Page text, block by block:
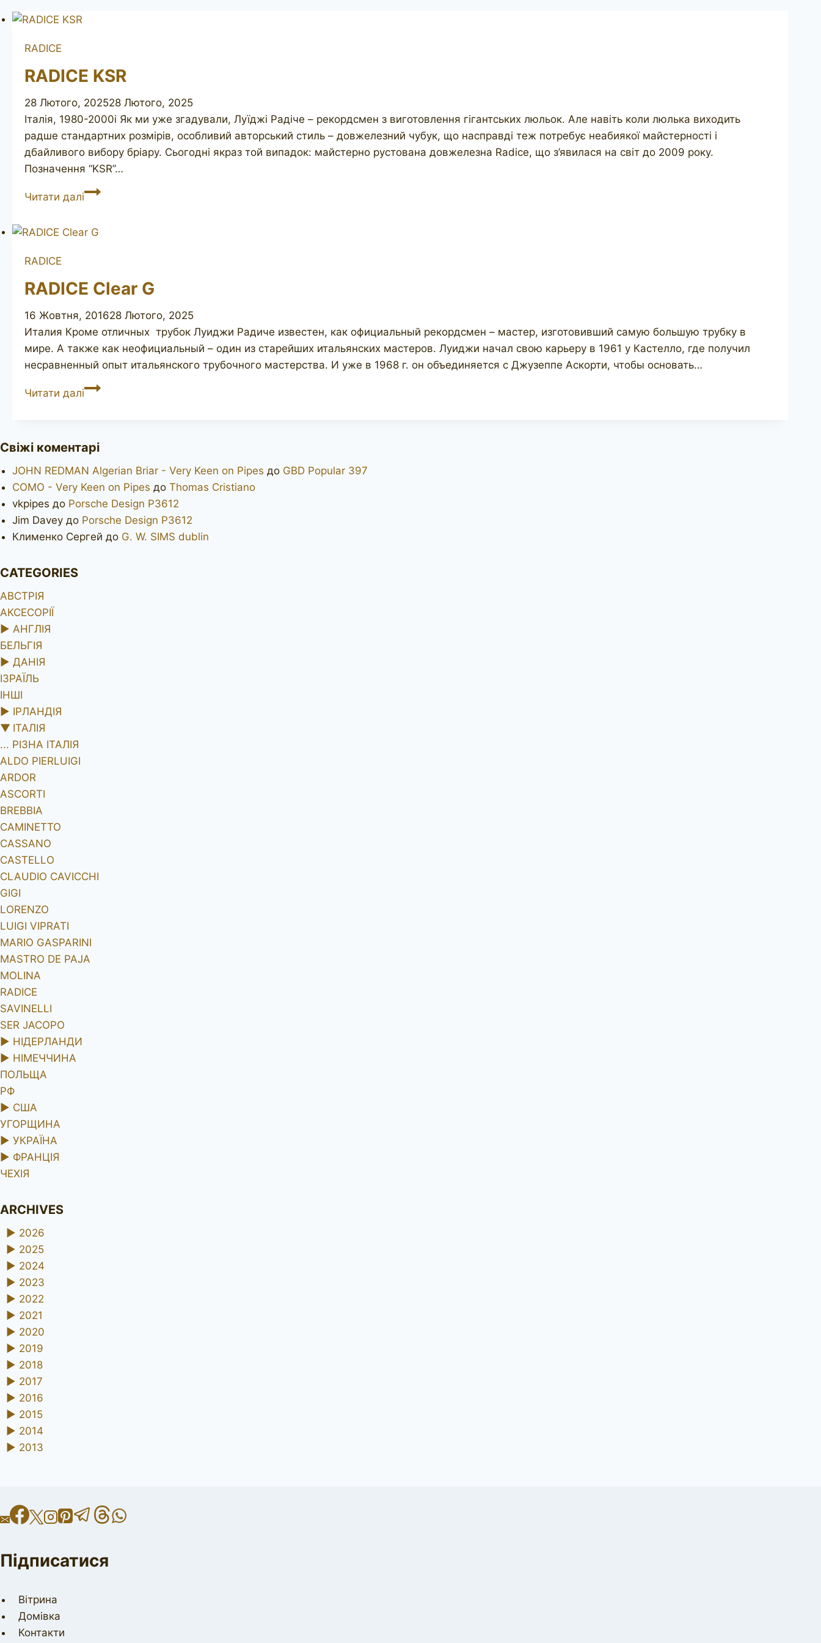
RADICE
RADICE KSR
28 Лютого, 202528 Лютого, 2025
Італія, 1980-2000і Як ми уже згадували, Луїджі Радіче – рекордсмен з виготовлення гігантських люльок. Але навіть коли люлька виходить
радше стандартних розмірів, особливий авторський стиль – довжелезний чубук, що насправді теж потребує неабиякої майстерності і
дбайливого вибору бріару. Сьогодні якраз той випадок: майстерно рустована довжелезна Radice, що з’явилася на світ до 2009 року.
Позначення “KSR”…
Читати даліRADICE
RADICE
RADICE Clear G
16 Жовтня, 201628 Лютого, 2025
Италия Кроме отличных трубок Луиджи Радиче известен, как официальный рекордсмен – мастер, изготовивший самую большую трубку в
мире. А также как неофициальный – один из старейших итальянских мастеров. Луиджи начал свою карьеру в 1961 у Кастелло, где получил
несравненный опыт итальянского трубочного мастерства. И уже в 1968 г. он объединяется с Джузеппе Аскорти, чтобы основать…
Читати даліRADICE
Свіжі коментарі
JOHN REDMAN Algerian Briar - Very Keen on Pipes до GBD Popular 397
COMO - Very Keen on Pipes до Thomas Cristiano
vkpipes до Porsche Design P3612
Jim Davey до Porsche Design P3612
Клименко Сергей до G. W. SIMS dublin
CATEGORIES
АВСТРІЯ
АКСЕСОРІЇ
► АНГЛІЯ
БЕЛЬГІЯ
► ДАНІЯ
ІЗРАЇЛЬ
ІНШІ
► ІРЛАНДІЯ
▼ ІТАЛІЯ
... РІЗНА ІТАЛІЯ
ALDO PIERLUIGI
ARDOR
ASCORTI
BREBBIA
CAMINETTO
CASSANO
CASTELLO
CLAUDIO CAVICCHI
GIGI
LORENZO
LUIGI VIPRATI
MARIO GASPARINI
MASTRO DE PAJA
MOLINA
RADICE
SAVINELLI
SER JACOPO
► НІДЕРЛАНДИ
► НІМЕЧЧИНА
ПОЛЬЩА
РФ
► США
УГОРЩИНА
► УКРАЇНА
► ФРАНЦІЯ
ЧЕХІЯ
ARCHIVES
► 2026
► 2025
► 2024
► 2023
► 2022
► 2021
► 2020
► 2019
► 2018
► 2017
► 2016
► 2015
► 2014
► 2013
Підписатися
Вітрина
Домівка
Контакти